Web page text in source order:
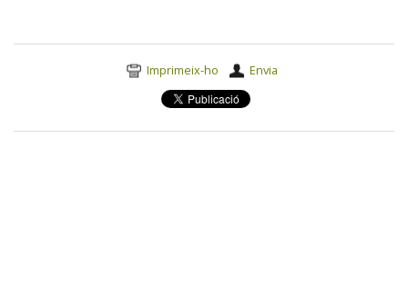
Imprimeix-ho Envia